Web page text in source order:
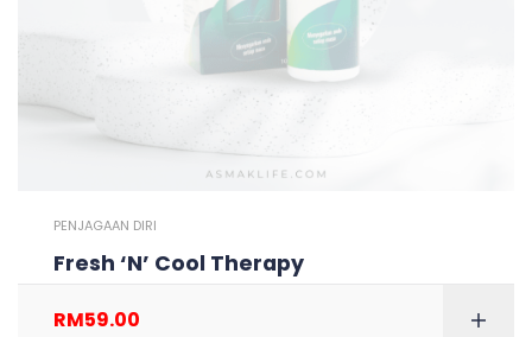
PENJAGAAN DIRI
Fresh ‘N’ Cool Therapy
RM59.00